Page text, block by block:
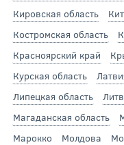
Кировская область
Костромская область
Красноярский край
Курская область
Липецкая область
Магаданская область
Марокко
Молдова